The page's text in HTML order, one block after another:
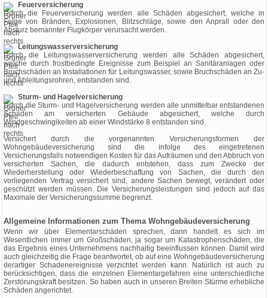
Feuerversicherung
Durch die Feuerversicherung werden alle Schäden abgesichert, welche in
Folge von Bränden, Explosionen, Blitzschläge, sowie den Anprall oder den
Absturz bemannter Flugkörper verursacht werden.
Leitungswasserversicherung
Durch die Leitungswasserversicherung werden alle Schäden abgesichert,
welche durch frostbedingte Ereignisse zum Beispiel an Sanitäranlagen oder
Bruchschäden an Installationen für Leitungswasser, sowie Bruchschäden an Zu-
und Ableitungsrohren, entstanden sind.
Sturm- und Hagelversicherung
Durch die Sturm- und Hagelversicherung werden alle unmittelbar entstandenen
Schäden am versicherten Gebäude abgesichert, welche durch
Windgeschwingikeiten ab einer Windstärke 8 entstanden sind.
Versichert durch die vorgenannten Versicherungsformen der
Wohngebäudeversicherung sind die infolge des eingetretenen
Versicherungsfalls notwendigen Kosten für das Aufräumen und den Abbruch von
versicherten Sachen, die dadurch entstehen, dass zum Zwecke der
Wiederherstellung oder Wiederbeschaffung von Sachen, die durch den
vorliegenden Vertrag versichert sind, andere Sachen bewegt, verändert oder
geschützt werden müssen. Die Versicherungsleistungen sind jedoch auf das
Maximale der Versicherungssumme begrenzt.
Allgemeine Informationen zum Thema Wohngebäudeversicherung
Wenn wir über Elementarschäden sprechen, dann handelt es sich im
Wesentlichen immer um Großschäden, ja sogar um Katastrophenschäden, die
das Ergebnis eines Unternehmens nachhaltig beeinflussen können. Damit wird
auch gleichzeitig die Frage beantwortet, ob auf eine Wohngebäudeversicherung
derartiger Schadenereignisse verzichtet werden kann. Natürlich ist auch zu
berücksichtigen, dass die einzelnen Elementargefahren eine unterschiedliche
Zerstörungskraft besitzen. So haben auch in unseren Breiten Stürme erhebliche
Schäden angerichtet.